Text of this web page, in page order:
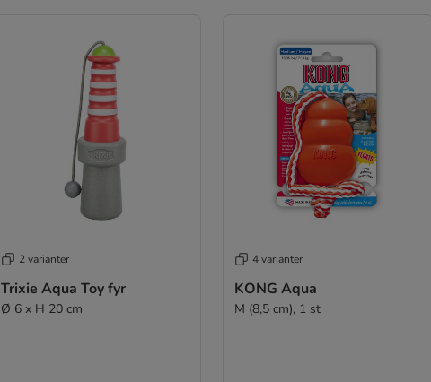
2 varianter
Trixie Aqua Toy fyr
Ø 6 x H 20 cm
4 varianter
KONG Aqua
M (8,5 cm), 1 st